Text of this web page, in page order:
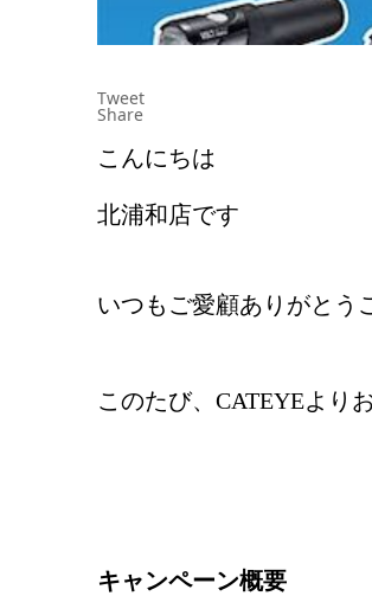
Tweet
Share
こんにちは
北浦和店です
いつもご愛顧ありがとう
このたび、CATEYEより
キャンペーン概要